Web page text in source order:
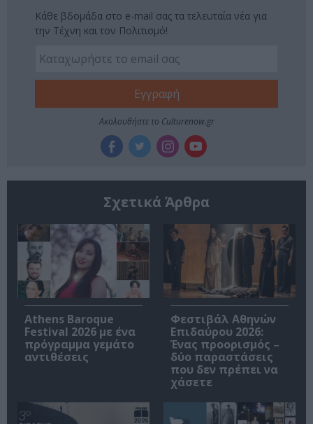
Κάθε βδομάδα στο e-mail σας τα τελευταία νέα για
την Τέχνη και τον Πολιτισμό!
Ακολουθήστε το Culturenow.gr
Σχετικά Άρθρα
Athens Baroque
Festival 2026 με ένα
πρόγραμμα γεμάτο
αντιθέσεις
Φεστιβάλ Αθηνών
Επιδαύρου 2026:
Ένας προορισμός –
δύο παραστάσεις
που δεν πρέπει να
χάσετε